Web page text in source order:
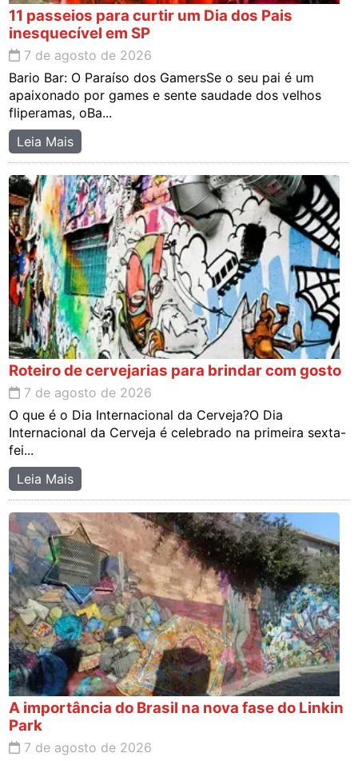
11 passeios para curtir um Dia dos Pais
inesquecível em SP
7 de agosto de 2026
Bario Bar: O Paraíso dos GamersSe o seu pai é um
apaixonado por games e sente saudade dos velhos
fliperamas, oBa...
Leia Mais
Roteiro de cervejarias para brindar com gosto
7 de agosto de 2026
O que é o Dia Internacional da Cerveja?O Dia
Internacional da Cerveja é celebrado na primeira sexta-
fei...
Leia Mais
A importância do Brasil na nova fase do Linkin
Park
7 de agosto de 2026